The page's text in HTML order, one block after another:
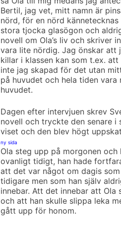
Bertil, jag vet, mitt namn är
nörd, för en nörd
stora tjocka glasögon och
novell om Ola’s liv och skriver
vara lite nördig. Jag önskar att
killar i klassen kan som t.ex.
inte jag skapad för det utan
på huvudet och hela tiden
huvudet.
Dagen efter intervjuen skrev
novell och tryckte den senare i
viset och den blev högt
ny sida
Ola steg upp på morgonen
ovanligt tidigt, han hade
att det var något om dagis
tidigare men som han själv
innebar. Att det innebar att Ola
och att han skulle slippa leka
gått upp för honom.